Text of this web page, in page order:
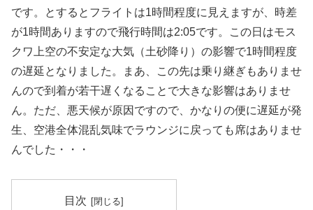
です。とするとフライトは1時間程度に見えますが、時差
が1時間ありますので飛行時間は2:05です。この日はモス
クワ上空の不安定な大気（土砂降り）の影響で1時間程度
の遅延となりました。まあ、この先は乗り継ぎもありませ
んので到着が若干遅くなることで大きな影響はありませ
ん。ただ、悪天候が原因ですので、かなりの便に遅延が発
生、空港全体混乱気味でラウンジに戻っても席はありませ
んでした・・・
目次